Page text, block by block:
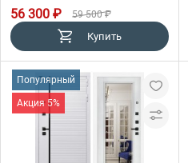
56 300 ₽ 59 500 ₽
Купить
Популярный
Акция 5%